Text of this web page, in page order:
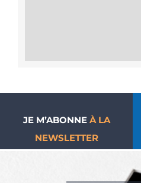
JE M’ABONNE À LA
NEWSLETTER